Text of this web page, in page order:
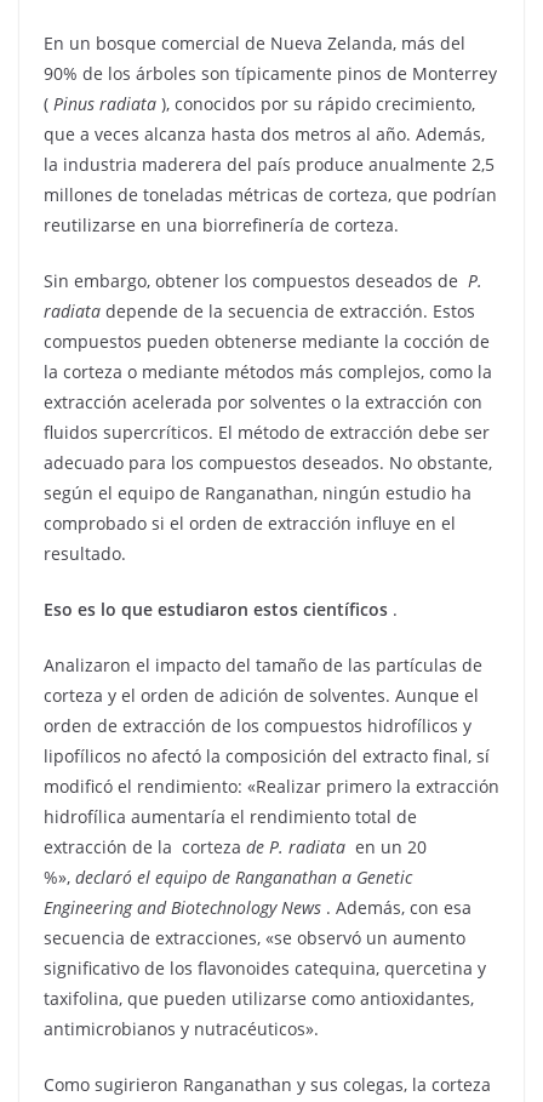
En un bosque comercial de Nueva Zelanda, más del
90% de los árboles son típicamente pinos de Monterrey
( Pinus radiata ), conocidos por su rápido crecimiento,
que a veces alcanza hasta dos metros al año. Además,
la industria maderera del país produce anualmente 2,5
millones de toneladas métricas de corteza, que podrían
reutilizarse en una biorrefinería de corteza.
Sin embargo, obtener los compuestos deseados de P.
radiata depende de la secuencia de extracción. Estos
compuestos pueden obtenerse mediante la cocción de
la corteza o mediante métodos más complejos, como la
extracción acelerada por solventes o la extracción con
fluidos supercríticos. El método de extracción debe ser
adecuado para los compuestos deseados. No obstante,
según el equipo de Ranganathan, ningún estudio ha
comprobado si el orden de extracción influye en el
resultado.
Eso es lo que estudiaron estos científicos .
Analizaron el impacto del tamaño de las partículas de
corteza y el orden de adición de solventes. Aunque el
orden de extracción de los compuestos hidrofílicos y
lipofílicos no afectó la composición del extracto final, sí
modificó el rendimiento: «Realizar primero la extracción
hidrofílica aumentaría el rendimiento total de
extracción de la corteza de P. radiata en un 20
%», declaró el equipo de Ranganathan a Genetic
Engineering and Biotechnology News . Además, con esa
secuencia de extracciones, «se observó un aumento
significativo de los flavonoides catequina, quercetina y
taxifolina, que pueden utilizarse como antioxidantes,
antimicrobianos y nutracéuticos».
Como sugirieron Ranganathan y sus colegas, la corteza